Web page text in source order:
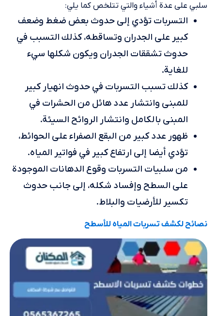
سلبي على عدة أشياء والتي تتلخص كما يلي:
التسربات تؤدي إلى حدوث بعض ضغط وضعف
كبير على الجدران وتساقطه، كذلك التسبب في
حدوث تشققات الجدران ويكون شكلها سيء
للغاية.
كذلك تسبب التسربات في حدوث انهيار كبير
للمبنى وانتشار عدد هائل من الحشرات في
المبنى بالكامل وانتشار الروائح السيئة.
ظهور عدد كبير من البقع الصفراء على الحوائط،
تؤدي أيضا إلى ارتفاع كبير في فواتير المياه.
من سلبيات التسربات وقوع الدهانات الموجودة
على السطح وإفساد شكله، إلى جانب حدوث
تكسير للأرضيات والبلاط.
نصائح لكشف تسربات المياه للأسطح